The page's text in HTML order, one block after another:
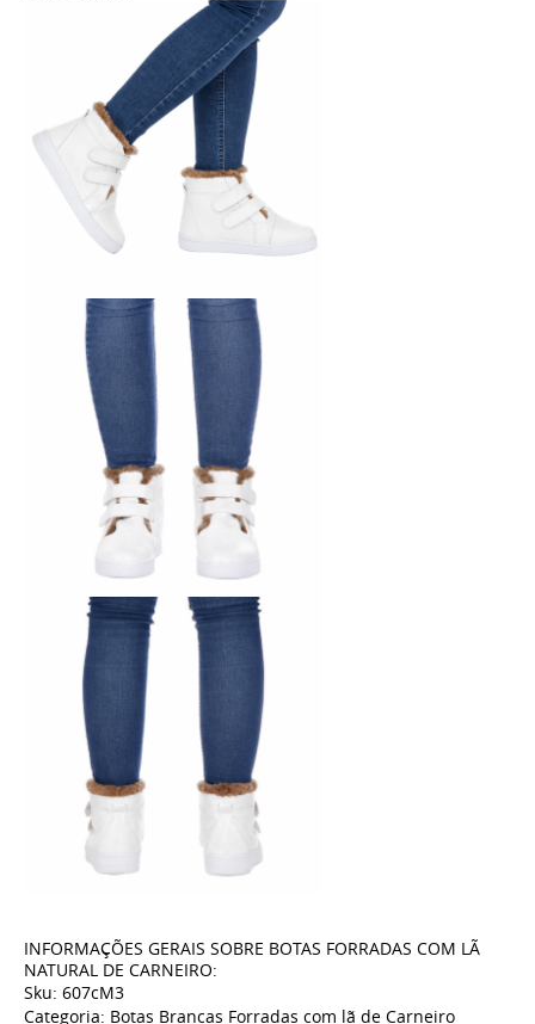
INFORMAÇÕES GERAIS SOBRE BOTAS FORRADAS COM LÃ
NATURAL DE CARNEIRO:
Sku: 607cM3
Categoria: Botas Brancas Forradas com lã de Carneiro